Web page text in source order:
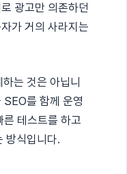
광고만 의존하던
가 거의 사라지는
는 것은 아닙니
SEO를 함께 운영
테스트를 하고
방식입니다.